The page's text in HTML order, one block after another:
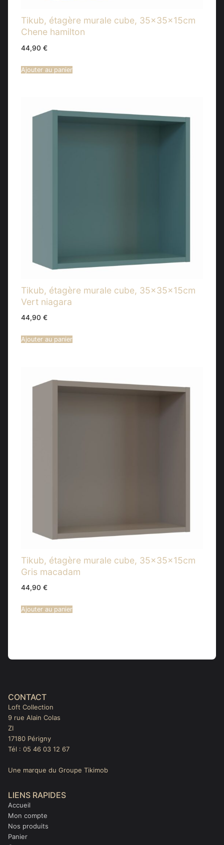
Tikub, étagère murale cube, 35x35x15cm
Chene hamilton
44,90 €
Ajouter au panier
Tikub, étagère murale cube, 35x35x15cm
Vert niagara
44,90 €
Ajouter au panier
Tikub, étagère murale cube, 35x35x15cm
Gris macadam
44,90 €
Ajouter au panier
CONTACT
Loft Collection
9 rue Alain Colas
ZI
17180 Périgny
Tél : 05 46 03 12 67
Une marque du Groupe Tikimob
LIENS RAPIDES
Accueil
Mon compte
Nos produits
Panier